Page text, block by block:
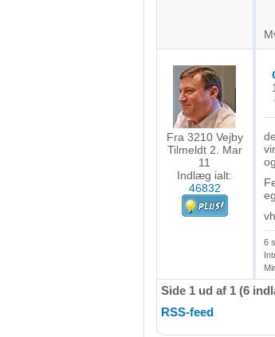
Fra 3210 Vejby
Tilmeldt 2. Mar
11
Indlæg ialt:
46832
vh
6
Side 1 ud af 1 (6
RSS-feed
Bruge præcise geografiske
Identificere enheder baseret på aktivt